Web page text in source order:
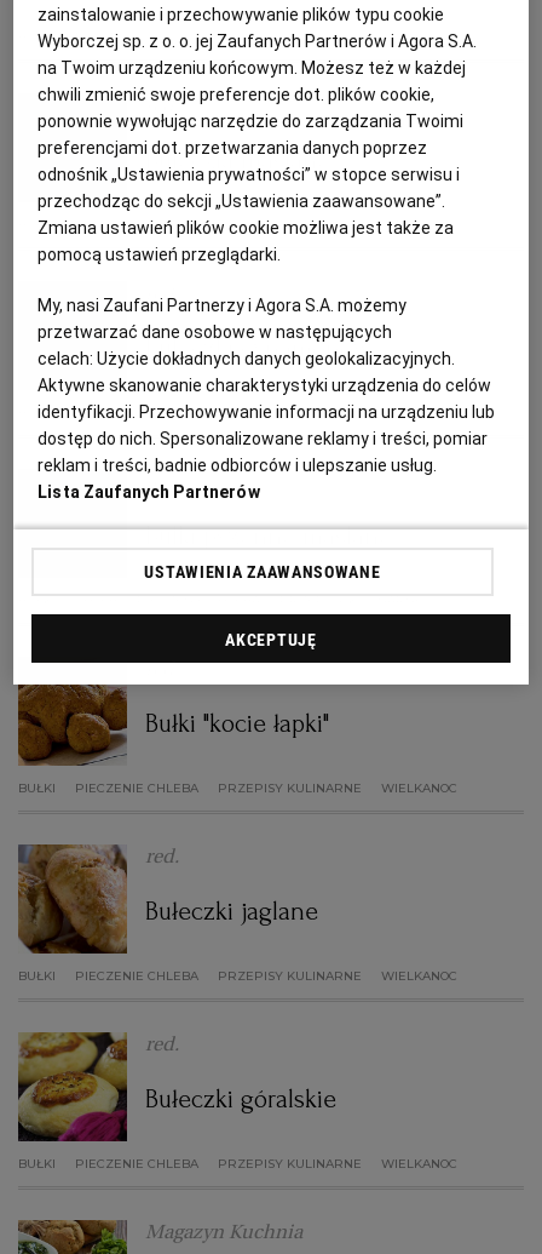
KOSZALIN
KRAKÓW
LUBLIN
ŁÓDŹ
OLSZTYN
OPOLE
PŁOCK
POZNAŃ
SZCZECIN
TOK FM
SPORT.PL
PUBLIO.PL
KULTURALNYSKLEP.PL
DZIECKO
ZDROWIE
POGODA
PODRÓŻE
BUŁKI PIECZYWO
red.
Bułeczki maślane
BUŁKI CHLEB PIECZENIE CHLEBA PRZEPISY KULINARNE
red.
Bułeczki cynamonowe
BUŁKI CHLEB CYNAMON PIECZENIE CHLEBA
red.
Bułki pszenne maślane
BUŁKI CHLEB PIECZENIE CHLEBA PRZEPISY KULINARNE
red.
Bułki "kocie łapki"
BUŁKI PIECZENIE CHLEBA PRZEPISY KULINARNE WIELKANOC
red.
Bułeczki jaglane
BUŁKI PIECZENIE CHLEBA PRZEPISY KULINARNE WIELKANOC
red.
Bułeczki góralskie
BUŁKI PIECZENIE CHLEBA PRZEPISY KULINARNE WIELKANOC
Magazyn Kuchnia
zainstalowanie i przechowywanie plików typu cookie
Wyborczej sp. z o. o. jej Zaufanych Partnerów i Agora S.A.
na Twoim urządzeniu końcowym. Możesz też w każdej
chwili zmienić swoje preferencje dot. plików cookie,
ponownie wywołując narzędzie do zarządzania Twoimi
preferencjami dot. przetwarzania danych poprzez
odnośnik „Ustawienia prywatności” w stopce serwisu i
przechodząc do sekcji „Ustawienia zaawansowane”.
Zmiana ustawień plików cookie możliwa jest także za
pomocą ustawień przeglądarki.
My, nasi Zaufani Partnerzy i Agora S.A. możemy
przetwarzać dane osobowe w następujących
celach:Użycie dokładnych danych geolokalizacyjnych.
Aktywne skanowanie charakterystyki urządzenia do celów
identyfikacji. Przechowywanie informacji na urządzeniu lub
dostęp do nich. Spersonalizowane reklamy i treści, pomiar
reklam i treści, badnie odbiorców i ulepszanie usług.
Lista Zaufanych Partnerów
USTAWIENIA ZAAWANSOWANE
AKCEPTUJĘ